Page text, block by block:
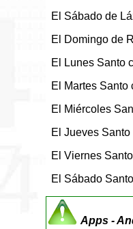
El Sábado de
El Domingo de
El Lunes Santo
El Martes Santo
El Miércoles
El Jueves
El Viernes
El Sábado
Apps -